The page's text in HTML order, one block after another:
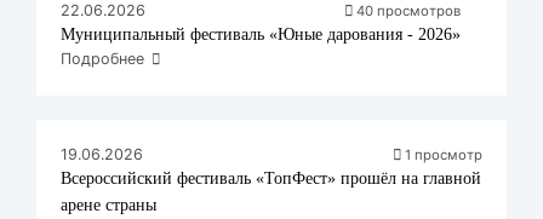
22.06.2026 40 просмотров
Муниципальный фестиваль «Юные дарования - 2026»
Подробнее
19.06.2026 1 просмотр
Всероссийский фестиваль «ТопФест» прошёл на главной
арене страны